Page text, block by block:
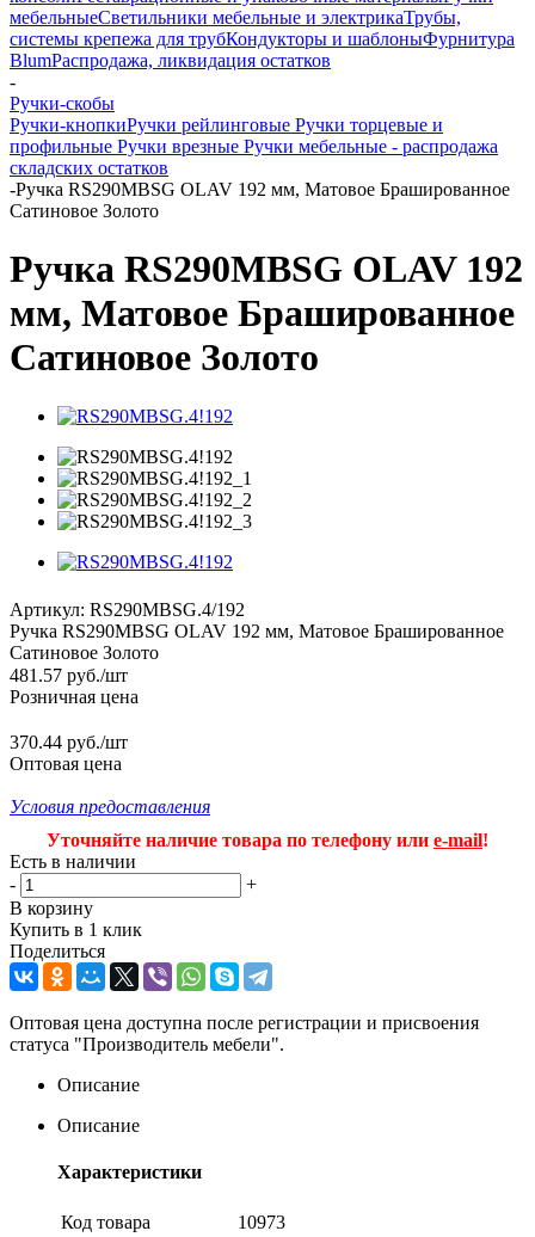
мебельныеСветильники мебельные и электрикаТрубы,
системы крепежа для трубКондукторы и шаблоныФурнитура
BlumРаспродажа, ликвидация остатков
-
Ручки-скобы
Ручки-кнопкиРучки рейлинговые Ручки торцевые и
профильные Ручки врезные Ручки мебельные - распродажа
складских остатков
-Ручка RS290MBSG OLAV 192 мм, Матовое Брашированное
Сатиновое Золото
Ручка RS290MBSG OLAV 192
мм, Матовое Брашированное
Сатиновое Золото
Артикул: RS290MBSG.4/192
Ручка RS290MBSG OLAV 192 мм, Матовое Брашированное
Сатиновое Золото
481.57 руб./шт
Розничная цена
370.44 руб./шт
Оптовая цена
Условия предоставления
Уточняйте наличие товара по телефону или e-mail!
Есть в наличии
-
+
В корзину
Купить в 1 клик
Поделиться
Оптовая цена доступна после регистрации и присвоения
статуса "Производитель мебели".
Описание
Описание
Характеристики
Код товара
10973